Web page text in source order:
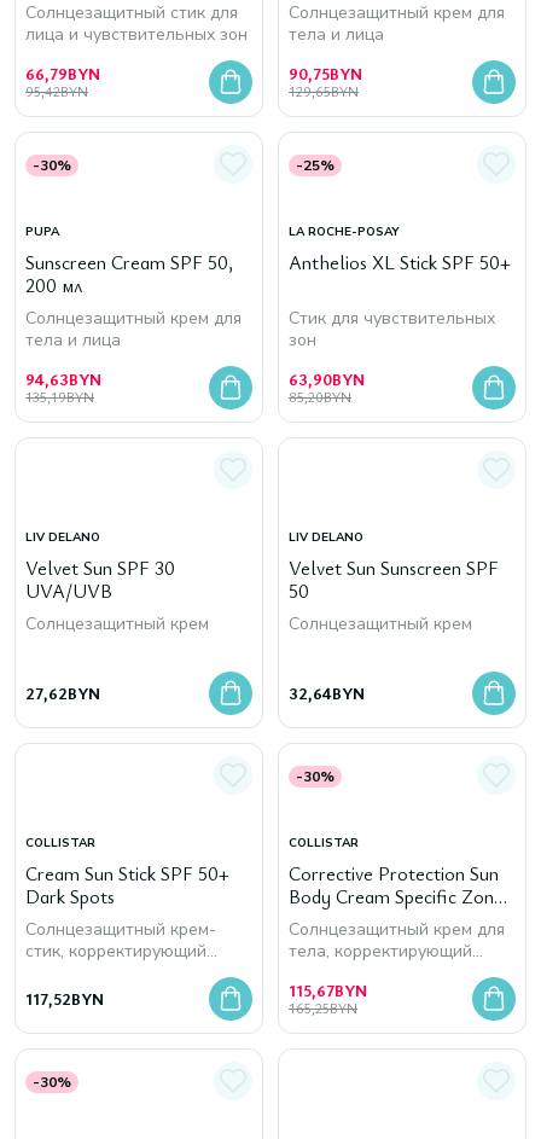
Солнцезащитный стик для
лица и чувствительных зон
66,79BYN
95,42BYN
Солнцезащитный крем для
тела и лица
90,75BYN
129,65BYN
-30%
PUPA
Sunscreen Cream SPF 50,
200 мл
Солнцезащитный крем для
тела и лица
94,63BYN
135,19BYN
-25%
LA ROCHE-POSAY
Anthelios XL Stick SPF 50+
Стик для чувствительных
зон
63,90BYN
85,20BYN
LIV DELANO
Velvet Sun SPF 30
UVA/UVB
Солнцезащитный крем
27,62BYN
LIV DELANO
Velvet Sun Sunscreen SPF
50
Солнцезащитный крем
32,64BYN
COLLISTAR
Cream Sun Stick SPF 50+
Dark Spots
Солнцезащитный крем-
стик, корректирующий
117,52BYN
-30%
COLLISTAR
Corrective Protection Sun
Body Cream Specific Zones
SPF 50+ Dark Spots
Солнцезащитный крем для
тела, корректирующий
115,67BYN
165,25BYN
-30%